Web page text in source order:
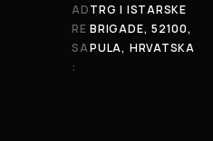
AD
RE
SA
:
TRG I ISTARSKE
BRIGADE, 52100,
PULA, HRVATSKA